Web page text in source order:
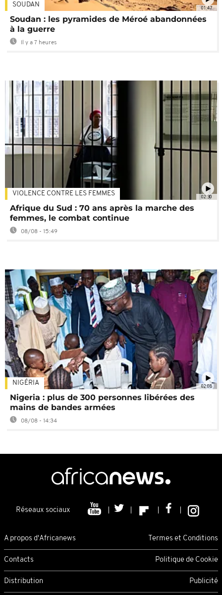
01:47
SOUDAN
Soudan : les pyramides de Méroé abandonnées
à la guerre
Il y a 7 heures
02:30
VIOLENCE CONTRE LES FEMMES
Afrique du Sud : 70 ans après la marche des
femmes, le combat continue
08/08 - 15:49
02:08
NIGÉRIA
Nigeria : plus de 300 personnes libérées des
mains de bandes armées
08/08 - 14:34
Réseaux sociaux
A propos d'Africanews Termes et Conditions
Contacts Politique de Cookie
Distribution Publicité